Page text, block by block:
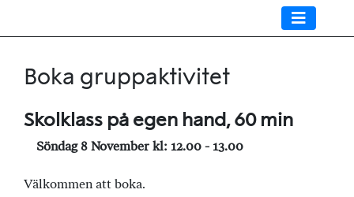
Boka gruppaktivitet
Skolklass på egen hand, 60 min
Söndag 8 November kl: 12.00 - 13.00
Välkommen att boka.